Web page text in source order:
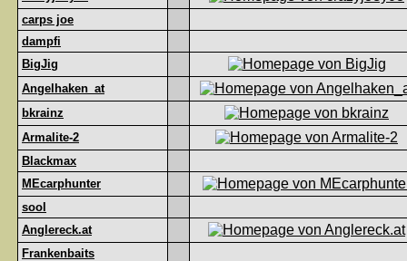
carps joe
dampfi
BigJig
Angelhaken_at
bkrainz
Armalite-2
Blackmax
MEcarphunter
sool
Anglereck.at
Frankenbaits